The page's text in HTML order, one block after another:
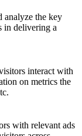
analyze the key
in delivering a
interact with
on metrics the
with relevant ads